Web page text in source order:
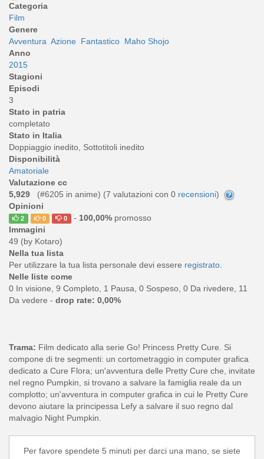
Categoria
Film
Genere
Avventura Azione Fantastico Maho Shojo
Anno
2015
Stagioni
Episodi
3
Stato in patria
completato
Stato in Italia
Doppiaggio inedito, Sottotitoli inedito
Disponibilità
Amatoriale
Valutazione cc
5,929
(#6205 in anime) (7 valutazioni con 0 recensioni)
Opinioni
2 0 0 - 100,00%promosso
Immagini
49 (by Kotaro)
Nella tua lista
Per utilizzare la tua lista personale devi essere registrato.
Nelle liste come
0 In visione, 9 Completo, 1 Pausa, 0 Sospeso, 0 Da rivedere, 11
Da vedere - drop rate: 0,00%
Trama: Film dedicato alla serie Go! Princess Pretty Cure. Si
compone di tre segmenti: un cortometraggio in computer grafica
dedicato a Cure Flora; un'avventura delle Pretty Cure che, invitate
nel regno Pumpkin, si trovano a salvare la famiglia reale da un
complotto; un'avventura in computer grafica in cui le Pretty Cure
devono aiutare la principessa Lefy a salvare il suo regno dal
malvagio Night Pumpkin.
Per favore spendete 5 minuti per darci una mano, se siete